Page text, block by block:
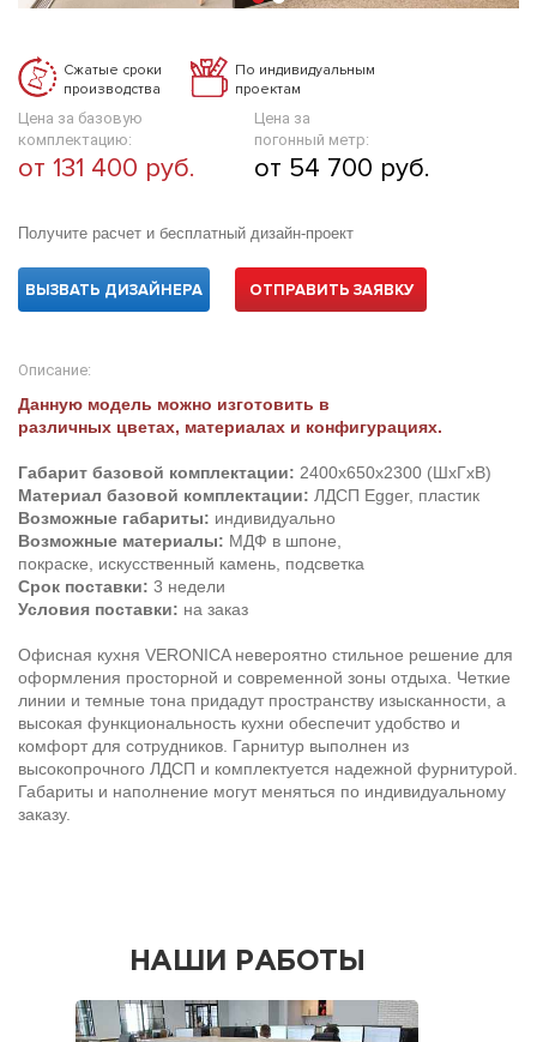
Сжатые сроки
производства
По индивидуальным
проектам
Цена за базовую
комплектацию:
от 131 400 руб.
Цена за
погонный метр:
от 54 700 руб.
Получите расчет и бесплатный дизайн-проект
ВЫЗВАТЬ ДИЗАЙНЕРА ОТПРАВИТЬ ЗАЯВКУ
Описание:
Данную модель можно изготовить в
различных цветах, материалах и конфигурациях.
Габарит базовой комплектации: 2400х650х2300 (ШхГхВ)
Материал базовой комплектации: ЛДСП Egger, пластик
Возможные габариты: индивидуально
Возможные материалы: МДФ в шпоне,
покраске, искусственный камень, подсветка
Срок поставки: 3 недели
Условия поставки: на заказ
Офисная кухня VERONICA невероятно стильное решение для
оформления просторной и современной зоны отдыха. Четкие
линии и темные тона придадут пространству изысканности, а
высокая функциональность кухни обеспечит удобство и
комфорт для сотрудников. Гарнитур выполнен из
высокопрочного ЛДСП и комплектуется надежной фурнитурой.
Габариты и наполнение могут меняться по индивидуальному
заказу.
НАШИ РАБОТЫ